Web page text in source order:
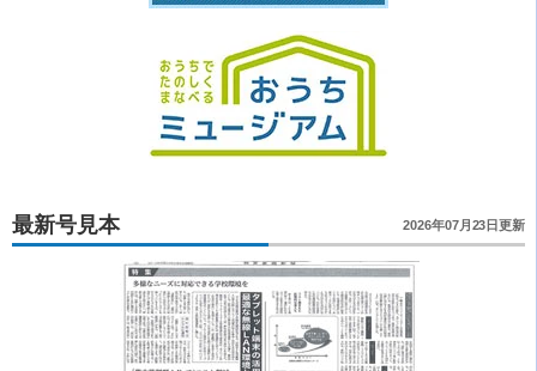
最新号見本 2026年07月23日更新